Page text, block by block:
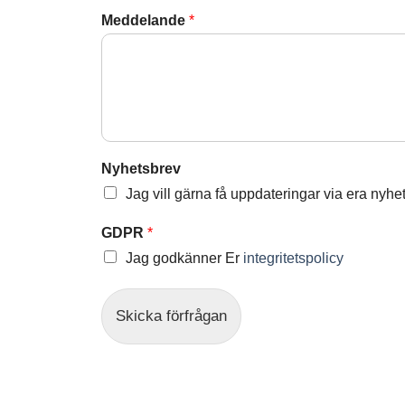
Meddelande *
Nyhetsbrev
Jag vill gärna få uppdateringar via era
GDPR *
Jag godkänner Er integritetspolicy
Skicka förfrågan